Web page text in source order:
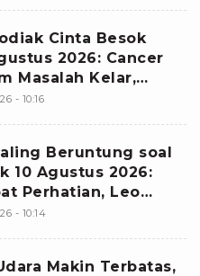
Cinta Besok
2026: Cancer
Masalah Kelar,
Terprovokasi
- 10:16
Beruntung soal
10 Agustus 2026:
Perhatian, Leo
dengan Si Dia
- 10:14
Makin Terbatas,